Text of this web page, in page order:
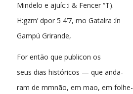
Mindelo e ajuíc::i & Fencer “T).
H:gzm’ dpor 5 4’7, mo Gatalra :ín
Gampú Grirande,
For então que publicon os
seus dias históricos — que anda-
ram de mmnão, em mao, em folhe-